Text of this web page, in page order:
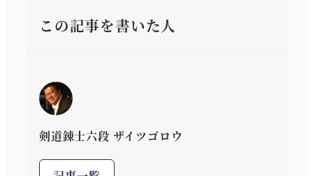
この記事を書いた人
剣道錬士六段 ザイツゴロウ